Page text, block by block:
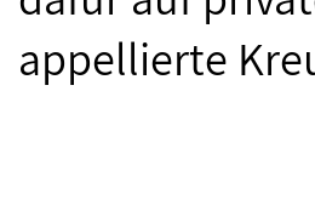
appellierte